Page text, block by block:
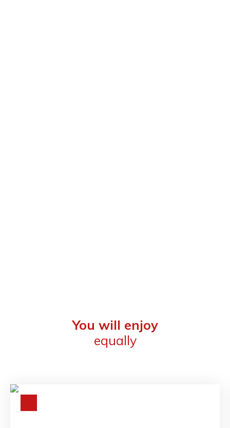
You will enjoy
equally